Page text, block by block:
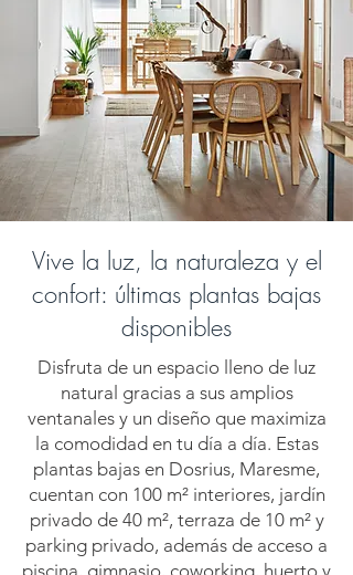
Vive la luz, la naturaleza y el
confort: últimas plantas bajas
disponibles
Disfruta de un espacio lleno de luz
natural gracias a sus amplios
ventanales y un diseño que maximiza
la comodidad en tu día a día. Estas
plantas bajas en Dosrius, Maresme,
cuentan con 100 m² interiores, jardín
privado de 40 m², terraza de 10 m² y
parking privado, además de acceso a
piscina, gimnasio, coworking, huerto y